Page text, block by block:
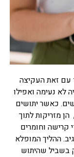
הם שם מקובל
על פי מסורת
הסבתא
חומרים
טיפולים שונים,
סבתא שעובדות
מחקרית וישנן
שעובדות פחות
בכלל ואפילו
עם זאת העקיצה
לא נעימה ואפילו
כאשר יתושים
מזריקות לתוך
קרישה וחומרים
ההליך המופלא
בשביל שהיתוש